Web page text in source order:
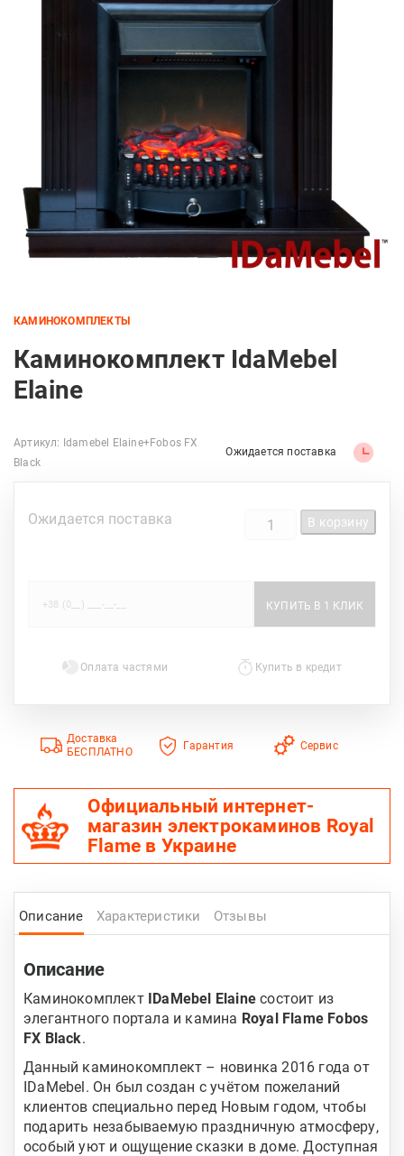
КАМИНОКОМПЛЕКТЫ
Каминокомплект IdaMebel
Elaine
Артикул: Idamebel Elaine+Fobos FX
Black
Ожидается поставка
Ожидается поставка
КОЛИЧЕСТВО
ТОВАРА
IDAMEBEL
ELAINE
В корзину
Оплата частями Купить в кредит
Доставка
БЕСПЛАТНО
Гарантия Сервис
Официальный интернет-
магазин электрокаминов Royal
Flame в Украине
Описание Характеристики Отзывы
Описание
Каминокомплект IDaMebel Elaine состоит из
элегантного портала и камина Royal Flame Fobos
FX Black.
Данный каминокомплект – новинка 2016 года от
IDaMebel. Он был создан с учётом пожеланий
клиентов специально перед Новым годом, чтобы
подарить незабываемую праздничную атмосферу,
особый уют и ощущение сказки в доме. Доступная